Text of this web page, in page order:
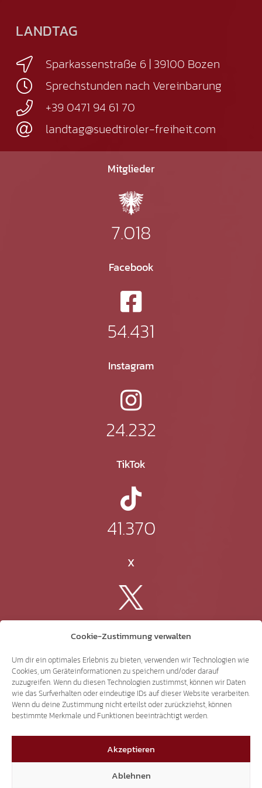
Cookie-Zustimmung verwalten
Um dir ein optimales Erlebnis zu bieten, verwenden wir Technologien wie
Cookies, um Geräteinformationen zu speichern und/oder darauf
zuzugreifen. Wenn du diesen Technologien zustimmst, können wir Daten
wie das Surfverhalten oder eindeutige IDs auf dieser Website verarbeiten.
Wenn du deine Zustimmung nicht erteilst oder zurückziehst, können
bestimmte Merkmale und Funktionen beeinträchtigt werden.
Akzeptieren
Ablehnen
LANDTAG
Sparkassenstraße 6 | 39100 Bozen
Sprechstunden nach Vereinbarung
+39 0471 94 61 70
landtag@suedtiroler-freiheit.com
Mitglieder
7.018
Facebook
54.431
Instagram
24.232
TikTok
41.370
X
3.507
Threads
3.401
YouTube